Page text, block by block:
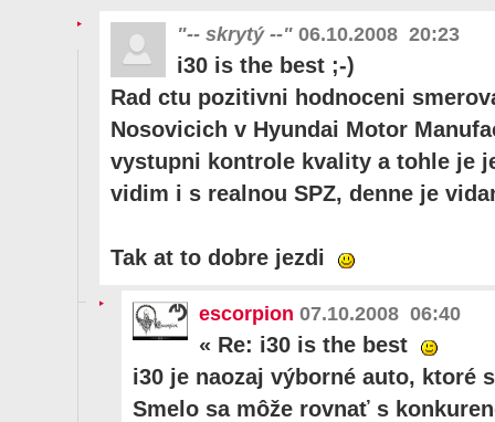
"-- skrytý --" 06.10.2008 20:23
i30 is the best ;-)
Rad ctu pozitivni hodnoceni
Nosovicich v Hyundai Motor
vystupni kontrole kvality a tohle je
vidim i s realnou SPZ, denne je
Tak at to dobre jezdi
escorpion 07.10.2008 06:40
« Re: i30 is the best
i30 je naozaj výborné auto, ktoré
Smelo sa môže rovnať s